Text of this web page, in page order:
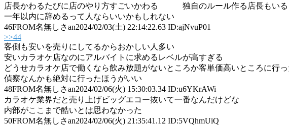
店長かわるたびに店のやり方すごいかわる 独自のルール作る店長もいる
一年以内に辞めるって人ならいいかもしれない
46FROM名無しさan2024/02/03(土) 22:14:22.63 ID:ajNvuP01
>>44
客側も安いを売りにしてるからおかしい人多い
安いカラオケ店なのにアルバイトに求めるレベルが高すぎる
どうせカラオケ店で働くなら飲み放題がないところか客単価高いところに行
偵察なんかも絶対に行ったほうがいい
48FROM名無しさan2024/02/06(火) 15:30:03.34 ID:u6YKrAWi
カラオケ業界だと売り上げビッグエコー抜いて一番なんだけどな
内部がここまで酷いとは思わなかった
50FROM名無しさan2024/02/06(火) 21:35:41.12 ID:5VQhmUiQ